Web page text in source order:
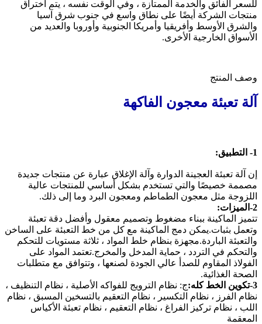
للسعر الفائق والخدمة الممتازة ، وفي الوقت نفسه ، يتم اختراق
منتجات الشركة أيضًا على نطاق واسع في جنوب شرق آسيا
والشرق الأوسط وأفريقيا وأمريكا الجنوبية وأوروبا والعديد من
الأسواق الخارجية الأخرى.
وصف المنتج
آلة تعبئة معجون الفاكهة
1- التطبيق:
إن آلة تعبئة العجينة الدوارة وآلة الإغلاق عبارة عن منتجات جديدة
مصممة خصيصًا والتي تستخدم بشكل أساسي للمنتجات عالية
اللزوجة مثل معجون الطماطم ومعجون البرد وما إلى ذلك.
2-الميزات:
تتميز الماكينة ببناء مضغوط وتصميم معقول وأفضل دقة تعبئة
وتعمل بثبات.يمكن دمج الماكينة مع كل من خط التعبئة على الساخن
والتعبئة الباردة.مجهزة بنظام خلط المواد ، ثلاثة مستويات للتحكم
والتحكم في التردد ، حماية المدخل والمخرج.تعتمد المواد على
الفولاذ المقاوم للصدأ عالي الجودة لصنعها ، وتتوافق مع متطلبات
الصحة الغذائية.
3-تكوين الخط كله:
ج: نظام الترويج للفواكه الأصلية ، نظام التنظيف ،
نظام الفرز ، نظام التكسير ، نظام التعقيم بالتسخين المسبق ، نظام
اللب ، نظام تركيز الفراغ ، نظام التعقيم ، نظام تعبئة الأكياس
المعقمة